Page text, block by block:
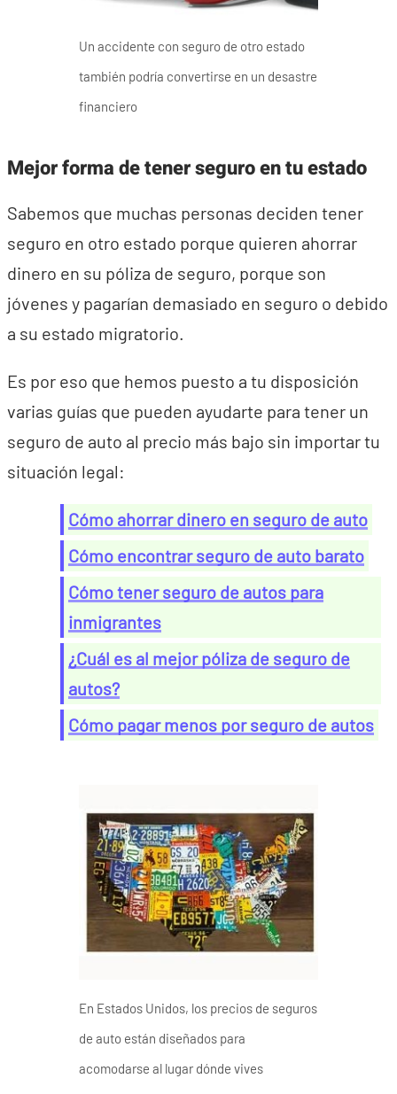
Un accidente con seguro de otro estado
también podría convertirse en un desastre
financiero
Mejor forma de tener seguro en tu estado
Sabemos que muchas personas deciden tener
seguro en otro estado porque quieren ahorrar
dinero en su póliza de seguro, porque son
jóvenes y pagarían demasiado en seguro o debido
a su estado migratorio.
Es por eso que hemos puesto a tu disposición
varias guías que pueden ayudarte para tener un
seguro de auto al precio más bajo sin importar tu
situación legal:
Cómo ahorrar dinero en seguro de auto
Cómo encontrar seguro de auto barato
Cómo tener seguro de autos para
inmigrantes
¿Cuál es al mejor póliza de seguro de
autos?
Cómo pagar menos por seguro de autos
En Estados Unidos, los precios de seguros
de auto están diseñados para
acomodarse al lugar dónde vives